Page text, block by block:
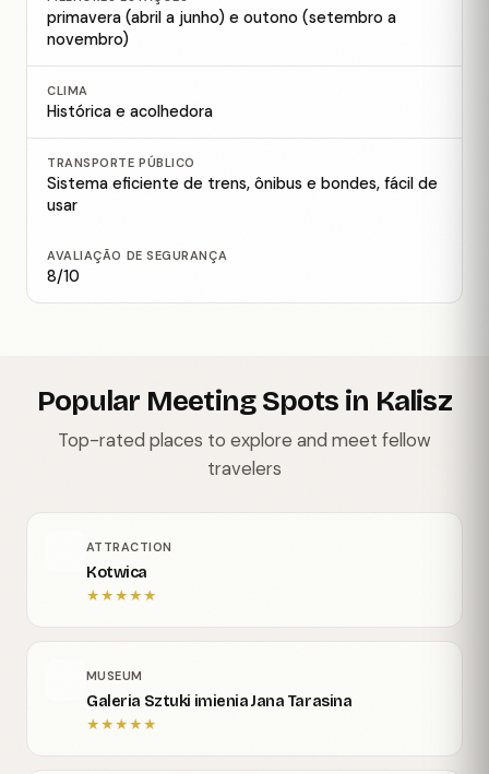
primavera (abril a junho) e outono (setembro a
novembro)
CLIMA
Histórica e acolhedora
TRANSPORTE PÚBLICO
Sistema eficiente de trens, ônibus e bondes, fácil de
usar
AVALIAÇÃO DE SEGURANÇA
8/10
Popular Meeting Spots in Kalisz
Top-rated places to explore and meet fellow
travelers
ATTRACTION
Kotwica
★★★★★
MUSEUM
Galeria Sztuki imienia Jana Tarasina
★★★★★